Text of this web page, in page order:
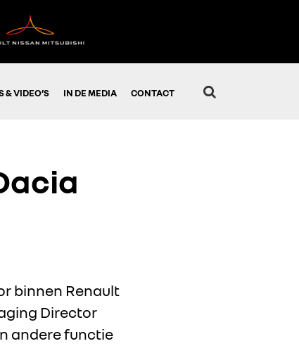
& VIDEO’S IN DE MEDIA CONTACT
binnen Renault
Director
andere functie